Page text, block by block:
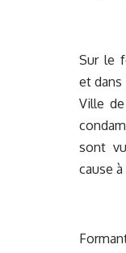
Sur le
et dans
Ville
sont
cause